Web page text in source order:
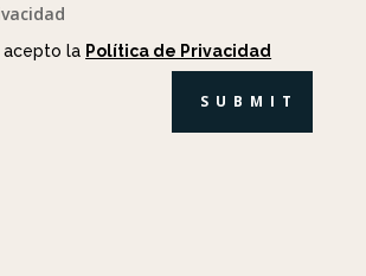
acepto la Política de Privacidad
SUBMIT